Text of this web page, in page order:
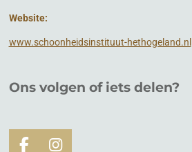
Website:
www.schoonheidsinstituut-hethogeland.nl
Ons volgen of iets delen?